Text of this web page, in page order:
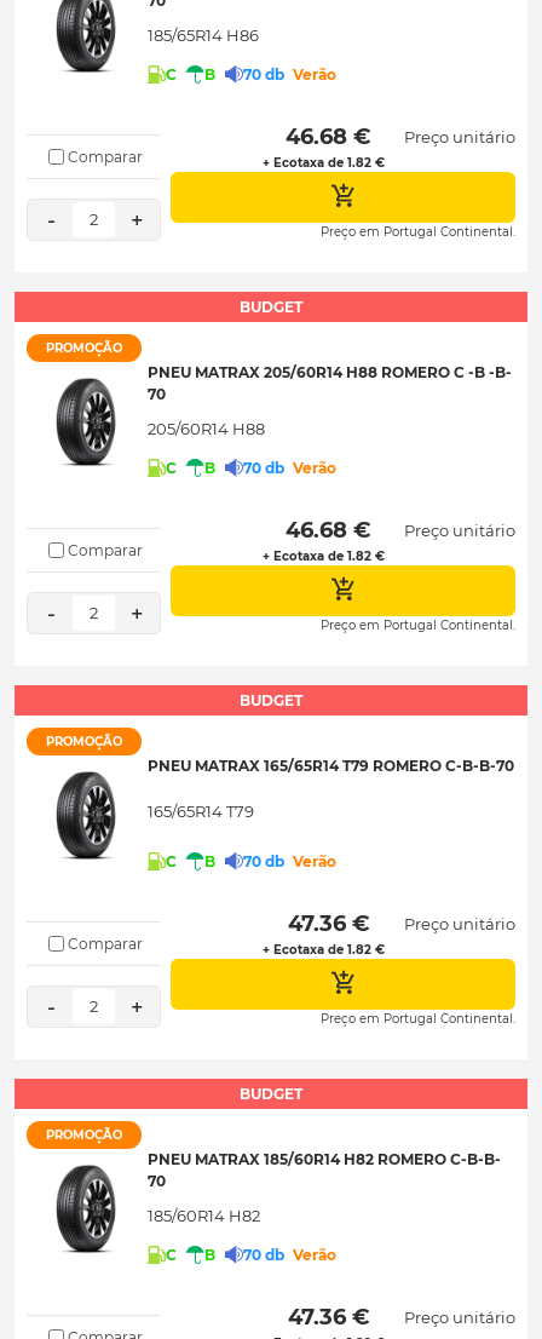
185/65R14 H86
C B 70 db Verão
Comparar
- 2 +
46.68 €
+ Ecotaxa de 1.82 €
Preço unitário
Preço em Portugal Continental.
BUDGET
PROMOÇÃO
PNEU MATRAX 205/60R14 H88 ROMERO C -B -B-
70
205/60R14 H88
C B 70 db Verão
Comparar
- 2 +
46.68 €
+ Ecotaxa de 1.82 €
Preço unitário
Preço em Portugal Continental.
BUDGET
PROMOÇÃO
PNEU MATRAX 165/65R14 T79 ROMERO C-B-B-70
165/65R14 T79
C B 70 db Verão
Comparar
- 2 +
47.36 €
+ Ecotaxa de 1.82 €
Preço unitário
Preço em Portugal Continental.
BUDGET
PROMOÇÃO
PNEU MATRAX 185/60R14 H82 ROMERO C-B-B-
70
185/60R14 H82
C B 70 db Verão
47.36 € Preço unitário